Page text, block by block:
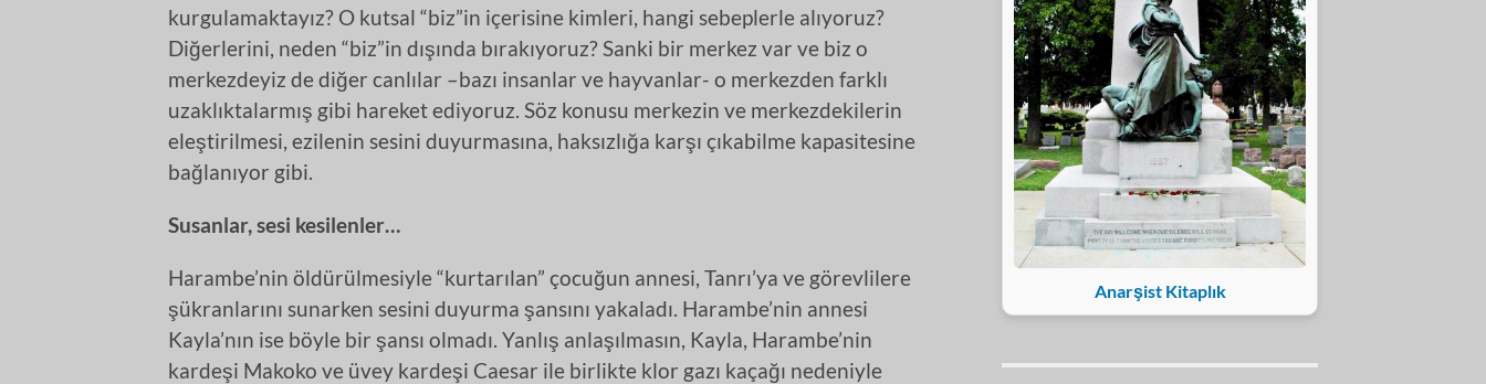
kurgulamaktayız? O kutsal “biz”in içerisine kimleri, hangi sebeplerle alıyoruz?
Diğerlerini, neden “biz”in dışında bırakıyoruz? Sanki bir merkez var ve biz o
merkezdeyiz de diğer canlılar –bazı insanlar ve hayvanlar- o merkezden farklı
uzaklıktalarmış gibi hareket ediyoruz. Söz konusu merkezin ve merkezdekilerin
eleştirilmesi, ezilenin sesini duyurmasına, haksızlığa karşı çıkabilme kapasitesine
bağlanıyor gibi.
Susanlar, sesi kesilenler…
Harambe’nin öldürülmesiyle “kurtarılan” çocuğun annesi, Tanrı’ya ve görevlilere
şükranlarını sunarken sesini duyurma şansını yakaladı. Harambe’nin annesi
Kayla’nın ise böyle bir şansı olmadı. Yanlış anlaşılmasın, Kayla, Harambe’nin
kardeşi Makoko ve üvey kardeşi Caesar ile birlikte klor gazı kaçağı nedeniyle
Anarşist Kitaplık